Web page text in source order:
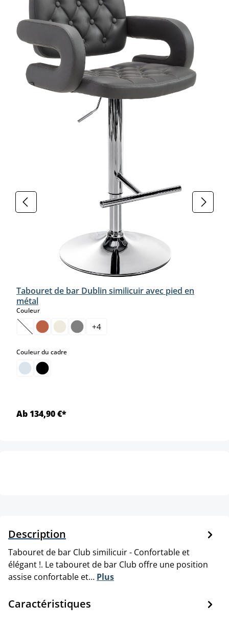
Tabouret de bar Dublin similicuir avec pied en
métal
Couleurselect
(Cette option n'est pas disponible pour le moment.)
+4
Couleur du cadreselect
Ab 134,90 €*
Description
Tabouret de bar Club similicuir - Confortable et
élégant !. Le tabouret de bar Club offre une position
assise confortable et… Plus
Caractéristiques